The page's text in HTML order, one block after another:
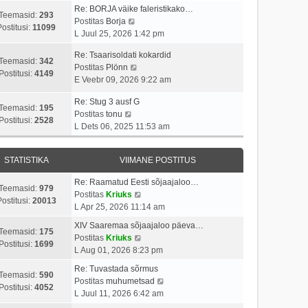
i
u
t
p
o
t
i
u
t
a
o
t
s
v
m
a
t
o
t
i
t
u
s
t
293
11099
Re: BORJA väike faleristikako…
Postitas Borja
a
t
a
v
i
a
t
o
s
t
t
u
s
t
L Juul 25, 2026 1:42 pm
342
Postitusi: 4149
Re: Tsaarisoldati kokardid
Postitas Plönn
a
t
v
i
m
a
s
o
s
t
i
t
u
E Veebr 09, 2026 9:22 am
195
Postitusi: 2528
Re: Stug 3 ausf G
Postitas tonu
a
a
t
a
v
i
m
a
s
t
o
s
t
L Dets 06, 2025 11:53 am
STATISTIKA VIIMANE POSTITUS
979
20013
Re: Raamatud Eesti sõjaajaloo…
Postitas Kriuks
a
t
v
i
i
m
L Apr 25, 2026 11:14 am
175
Postitusi: 1699
XIV Saaremaa sõjaajaloo päeva…
Postitas Kriuks
a
t
a
v
L Aug 01, 2026 8:23 pm
590
Postitusi: 4052
Re: Tuvastada sõrmus
Postitas muhumetsad
L Juul 11, 2026 6:42 am